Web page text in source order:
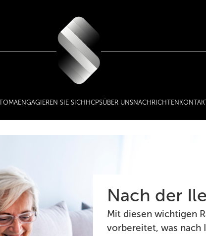
ENGAGIEREN SIE SICH HCPSÜBER UNSNACHRICHTEN KONTAKT
Nach der
Mit diesen wichtigen
vorbereitet, was nach